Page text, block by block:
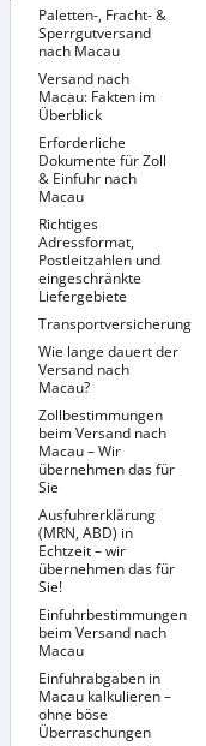
Paletten-, Fracht- &
Sperrgutversand
nach Macau
Zusätzliche
Informationen:
Versand nach
Macau: Fakten im
Überblick
Erforderliche
Dokumente für Zoll
& Einfuhr nach
Macau
Richtiges
Adressformat,
Postleitzahlen und
eingeschränkte
Liefergebiete
Richtige Verpackung
Sendungsverfolgung
/ Tracking &
Dokumentenmanagement
Transportversicherung
Wie lange dauert der
Versand nach
Macau?
Zollbestimmungen
beim Versand nach
Macau – Wir
übernehmen das für
Sie
Ausfuhrerklärung
(MRN, ABD) in
Echtzeit – wir
übernehmen das für
Sie!
Einfuhrbestimmungen
beim Versand nach
Macau
Besondere
Versandbedingungen
für bestimmte
Produkte nach
Einfuhrabgaben in
Macau kalkulieren –
ohne böse
Überraschungen